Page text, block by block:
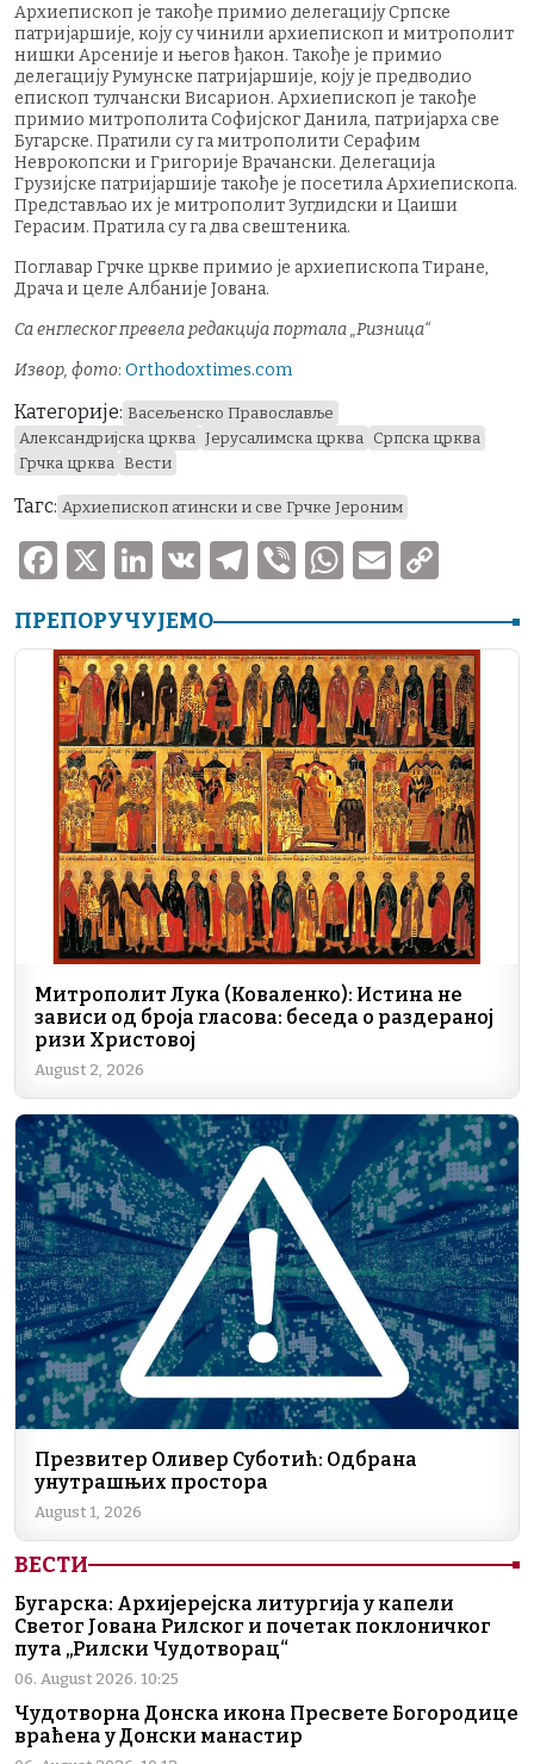
Архиепископ је такође примио делегацију Српске
патријаршије, коју су чинили архиепископ и митрополит
нишки Арсеније и његов ђакон. Такође је примио
делегацију Румунске патријаршије, коју је предводио
епископ тулчански Висарион. Архиепископ је такође
примио митрополита Софијског Данила, патријарха све
Бугарске. Пратили су га митрополити Серафим
Неврокопски и Григорије Врачански. Делегација
Грузијске патријаршије такође је посетила Архиепископа.
Представљао их је митрополит Зугдидски и Цаиши
Герасим. Пратила су га два свештеника.
Поглавар Грчке цркве примио је архиепископа Тиране,
Драча и целе Албаније Јована.
Са енглеског превела редакција портала „Ризница“
Извор, фото: Оrthodoxtimes.com
Категорије: Васељенско Православље
Александријска црква Јерусалимска црква
Српска црква
Грчка црква Вести
Тагс: Архиепископ атински и све Грчке Јероним
F
c
e
b
o
o
k
X
Li
k
e
dI
n
V
T
e
gr
a
m
V
er
W
at
s
A
p
p
E
ai
l
p
y
Li
n
k
ПРЕПОРУЧУЈЕМО
Митрополит Лука (Коваленко): Истина не
зависи од броја гласова: беседа о раздераној
ризи Христовој
August 2, 2026
Презвитер Оливер Суботић: Одбрана
унутрашњих простора
August 1, 2026
ВЕСТИ
Бугарска: Архијерејска литургија у капели
Светог Јована Рилског и почетак поклоничког
пута „Рилски Чудотворац“
06. August 2026. 10:25
Чудотворна Донска икона Пресвете Богородице
враћена у Донски манастир